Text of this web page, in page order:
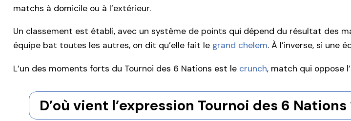
matchs à domicile ou à l’extérieur.
Un classement est établi, avec un système de points qui dépend du résultat des
équipe bat toutes les autres, on dit qu’elle fait le grand chelem. À l’inverse, si une
L’un des moments forts du Tournoi des 6 Nations est le crunch, match qui oppose
D’où vient l’expression Tournoi des 6 Nations